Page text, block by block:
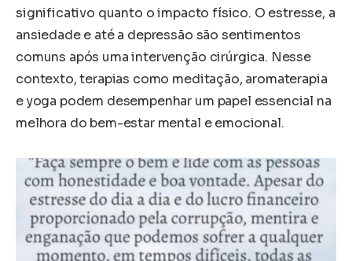
significativo quanto o impacto físico. O estresse, a
ansiedade e até a depressão são sentimentos
comuns após uma intervenção cirúrgica. Nesse
contexto, terapias como meditação, aromaterapia
e yoga podem desempenhar um papel essencial na
melhora do bem-estar mental e emocional.